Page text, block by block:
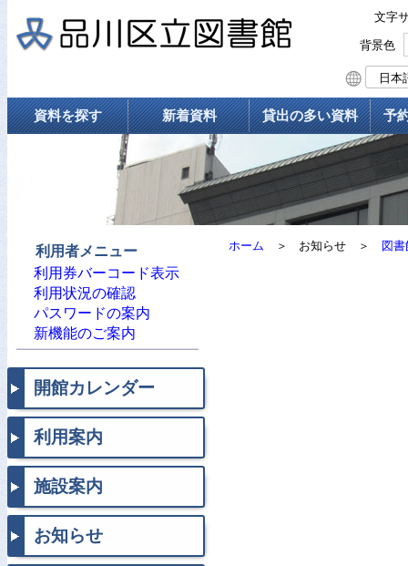
文字
背景色
資料を探す 新着資料 貸出の多い資料 予
利用者メニュー
利用券バーコード表示
利用状況の確認
パスワードの案内
新機能のご案内
開館カレンダー
利用案内
施設案内
お知らせ
ホーム ＞ お知らせ ＞ 図